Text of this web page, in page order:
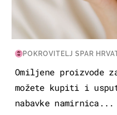
POKROVITELJ SPAR
Omiljene proizvode
možete kupiti i
nabavke namirnica...